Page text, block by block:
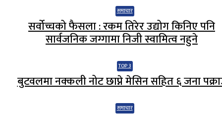
समाचार
सर्वोच्चको फैसला : रकम तिरेर उद्योग किनिए पनि
सार्वजनिक जग्गामा निजी स्वामित्व नहुने
TOP 3
बुटवलमा नक्कली नोट छाप्ने मेसिन सहित ६ जना
समाचार